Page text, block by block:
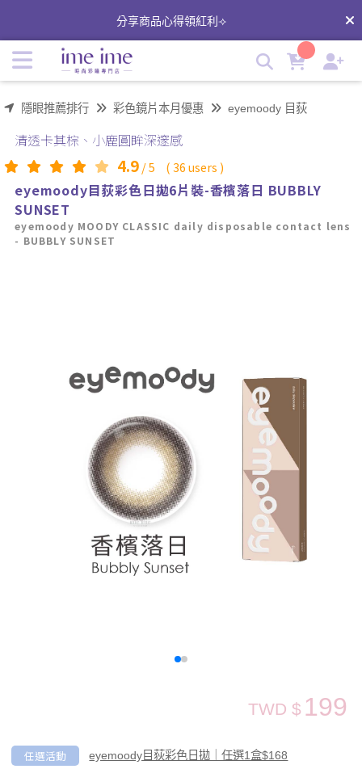
隱形眼鏡美瞳店
分享商品心得領紅利⟢
隱眼推薦排行 彩色鏡片本月優惠 eyemoody 目荻
清透卡其棕、小鹿圓眸深邃感
4.9/5 (36users )
eyemoody目荻彩色日拋6片裝-香檳落日 BUBBLY
SUNSET
eyemoody MOODY CLASSIC daily disposable contact lens
- BUBBLY SUNSET
199
TWD $
任選活動 eyemoody目荻彩色日拋｜任選1盒$168